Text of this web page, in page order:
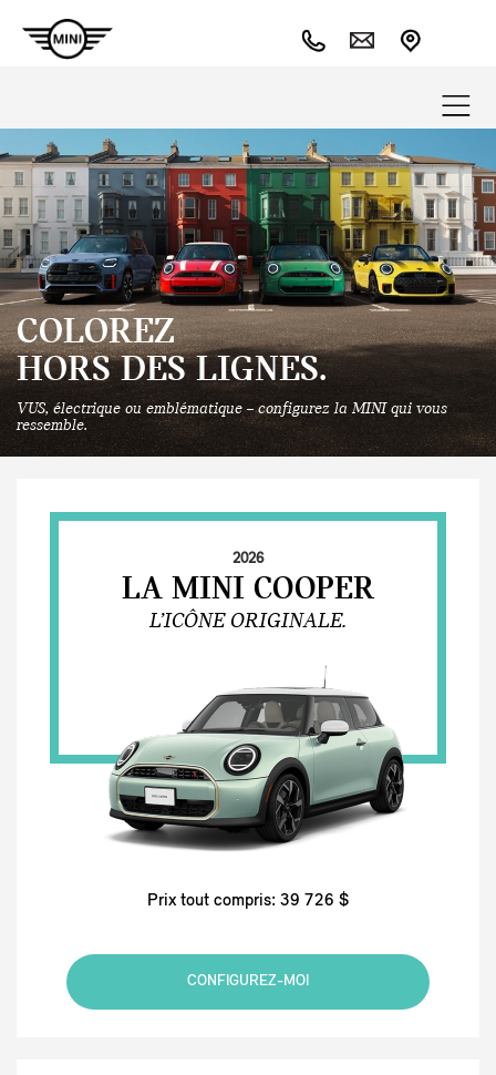
COLOREZ
HORS DES LIGNES.
VUS, électrique ou emblématique – configurez la MINI qui vous
ressemble.
2026
LA MINI COOPER
L’ICÔNE ORIGINALE.
Prix tout compris: 39 726 $
CONFIGUREZ-MOI